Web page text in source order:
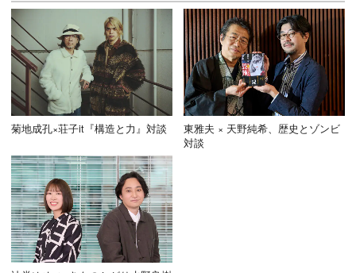
菊地成孔×荘子it『構造と力』対談
東雅夫 × 天野純希、歴史とゾンビ
対談